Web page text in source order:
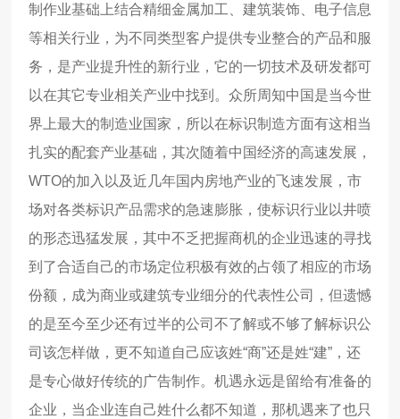
制作业基础上结合精细金属加工、建筑装饰、电子信息
等相关行业，为不同类型客户提供专业整合的产品和服
务，是产业提升性的新行业，它的一切技术及研发都可
以在其它专业相关产业中找到。众所周知中国是当今世
界上最大的制造业国家，所以在标识制造方面有这相当
扎实的配套产业基础，其次随着中国经济的高速发展，
WTO的加入以及近几年国内房地产业的飞速发展，市
场对各类标识产品需求的急速膨胀，使标识行业以井喷
的形态迅猛发展，其中不乏把握商机的企业迅速的寻找
到了合适自己的市场定位积极有效的占领了相应的市场
份额，成为商业或建筑专业细分的代表性公司，但遗憾
的是至今至少还有过半的公司不了解或不够了解标识公
司该怎样做，更不知道自己应该姓“商”还是姓“建”，还
是专心做好传统的广告制作。机遇永远是留给有准备的
企业，当企业连自己姓什么都不知道，那机遇来了也只